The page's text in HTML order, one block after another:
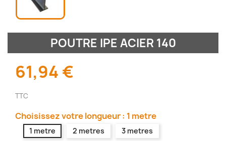
POUTRE IPE ACIER 140
61,94 €
TTC
Choisissez votre longueur : 1 metre
1 metre 2 metres 3 metres